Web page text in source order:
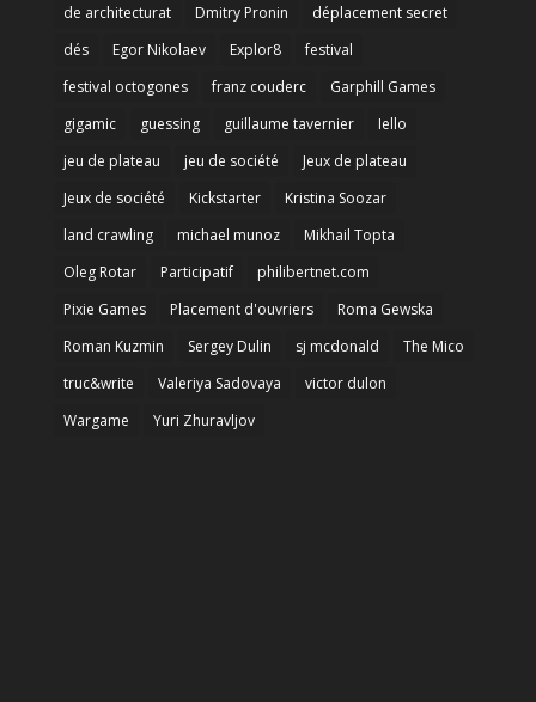
de architecturat
Dmitry Pronin
déplacement secret
dés
Egor Nikolaev Explor8
festival
festival octogones
franz couderc
Garphill Games
gigamic
guessing guillaume tavernier
Iello
jeu de plateau
jeu de société
Jeux de plateau
Jeux de société
Kickstarter
Kristina Soozar
land crawling
michael munoz
Mikhail Topta
Oleg Rotar
Participatif
philibertnet.com
Pixie Games
Placement d'ouvriers
Roma Gewska
Roman Kuzmin
Sergey Dulin sj mcdonald
The Mico
truc&write
Valeriya Sadovaya
victor dulon
Wargame
Yuri Zhuravljov